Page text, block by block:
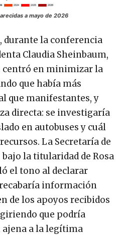
a mayo de 2026
durante la conferencia
Claudia Sheinbaum,
en minimizar la
que había más
que manifestantes, y
directa: se investigaría
en autobuses y cuál
La Secretaría de
bajo la titularidad de Rosa
el tono al declarar
información
de los apoyos recibidos
que podría
a la legítima